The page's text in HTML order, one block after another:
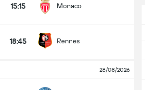
15:15 Monaco
18:45 Rennes
28/08/2026